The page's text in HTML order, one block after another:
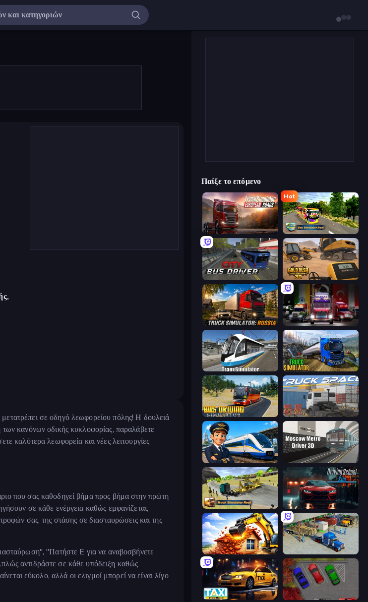
σε οδηγό λεωφορείου πόλης! Η δουλειά
κανόνων οδικής κυκλοφορίας, παραλάβετε
καλύτερα λεωφορεία και νέες λειτουργίες
που σας καθοδηγεί βήμα προς βήμα στην πρώτη
σε κάθε ενέργεια καθώς εμφανίζεται,
σας, της στάσης σε διασταυρώσεις και της
"Πατήστε E για να αναβοσβήνετε
αντιδράστε σε κάθε υπόδειξη καθώς
εύκολο, αλλά οι ελιγμοί μπορεί να είναι λίγο
Παίξε το επόμενο
Truck Simulator: European Roads
Hot
Bus Simulator Real
City Bus Driver Gold Rush: Gold Simulator 3D
Truck Simulator: Russia Big Euro Truck Driving
Tram Simulator Truck Driving Simulator Game
Bus Driving Simulator Truck Space
Idle Train Empire Tycoon
Truck Simulator Real Driving School Simulator
City Constructor Offroad Cargo Transport Truck
Taxi Driver: Master OK Parking